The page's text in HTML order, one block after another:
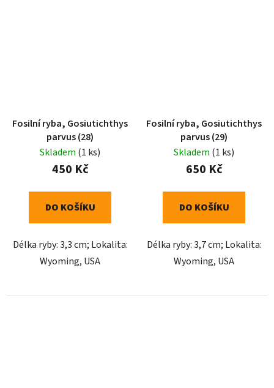
Fosilní ryba, Gosiutichthys
parvus (28)
Skladem (1 ks)
450 Kč
DO KOŠÍKU
Délka ryby: 3,3 cm; Lokalita:
Wyoming, USA
Fosilní ryba, Gosiutichthys
parvus (29)
Skladem (1 ks)
650 Kč
DO KOŠÍKU
Délka ryby: 3,7 cm; Lokalita:
Wyoming, USA